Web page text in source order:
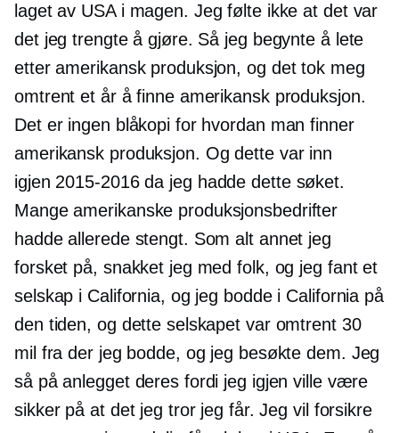
laget av USA i magen. Jeg følte ikke at det var
det jeg trengte å gjøre. Så jeg begynte å lete
etter amerikansk produksjon, og det tok meg
omtrent et år å finne amerikansk produksjon.
Det er ingen blåkopi for hvordan man finner
amerikansk produksjon. Og dette var inn
igjen 2015-2016da jeg hadde dette søket.
Mange amerikanske produksjonsbedrifter
hadde allerede stengt. Som alt annet jeg
forsket på, snakket jeg med folk, og jeg fant et
selskap i California, og jeg bodde i California på
den tiden, og dette selskapet var omtrent 30
mil fra der jeg bodde, og jeg besøkte dem. Jeg
så på anlegget deres fordi jeg igjen ville være
sikker på at det jeg tror jeg får. Jeg vil forsikre